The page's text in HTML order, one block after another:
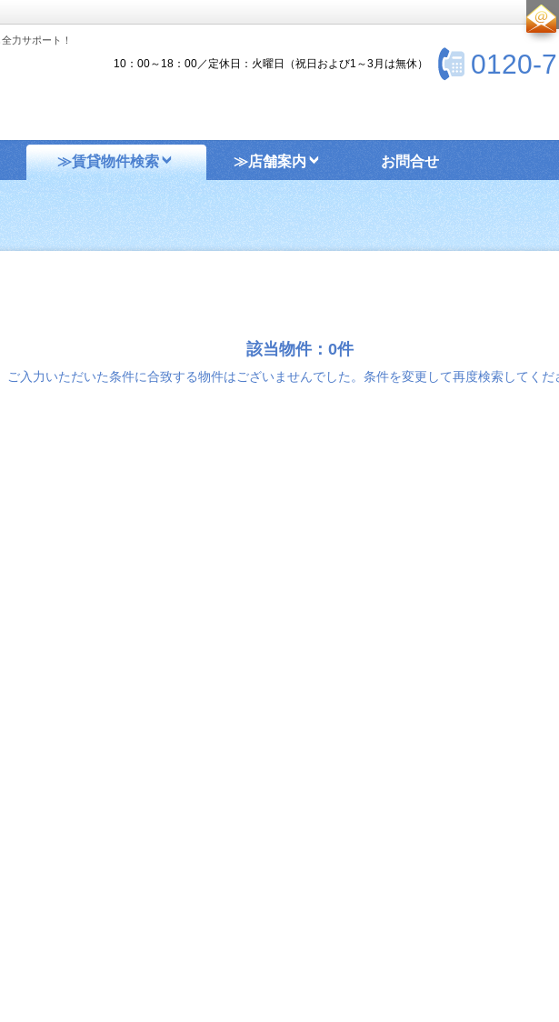
力サポート！
0120-
10：00～18：00／定休日：火曜日（祝日および1～3月は無休）
≫賃貸物件検索 ≫店舗案内 お問合せ
該当物件：0件
ご入力いただいた条件に合致する物件はございませんでした。条件を変更して再度検索してくだ